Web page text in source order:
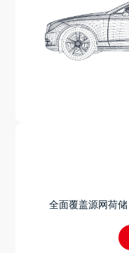
全面覆盖源网荷